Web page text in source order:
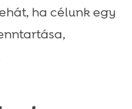
ha célunk egy